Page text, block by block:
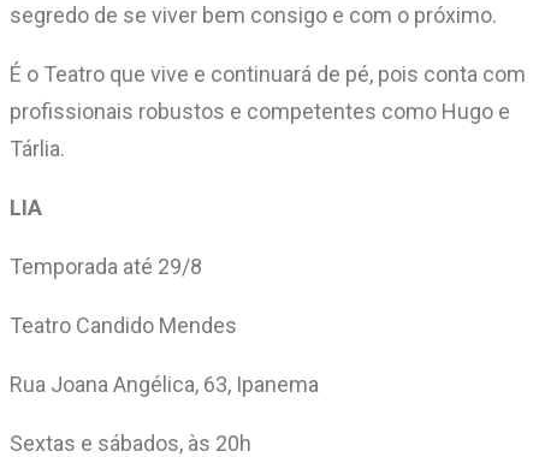
segredo de se viver bem consigo e com o próximo.
É o Teatro que vive e continuará de pé, pois conta com
profissionais robustos e competentes como Hugo e
Tárlia.
LIA
Temporada até 29/8
Teatro Candido Mendes
Rua Joana Angélica, 63, Ipanema
Sextas e sábados, às 20h